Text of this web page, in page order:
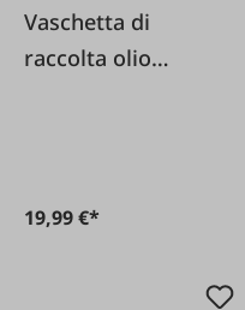
Vaschetta di
raccolta olio
19,99 €*